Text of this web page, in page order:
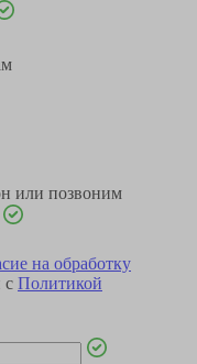
или позвоним
на обработку
с Политикой